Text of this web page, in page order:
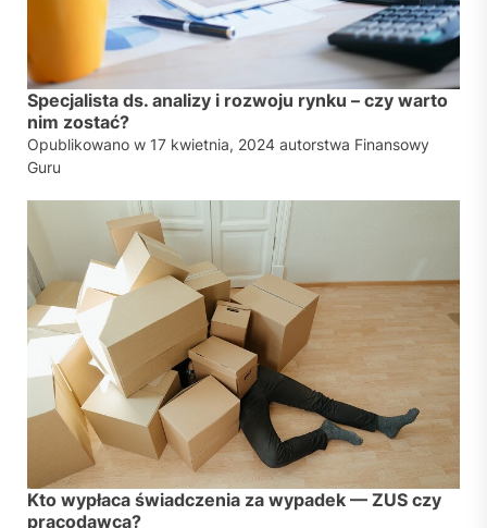
Specjalista ds. analizy i rozwoju rynku – czy warto
nim zostać?
Opublikowano w 17 kwietnia, 2024 autorstwa Finansowy
Guru
Kto wypłaca świadczenia za wypadek — ZUS czy
pracodawca?